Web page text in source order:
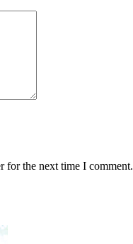
for the next time I comment.